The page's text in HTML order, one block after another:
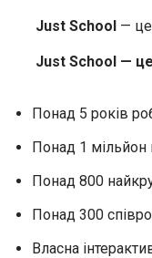
Just School — це
Just School —
Понад 5 років
Понад 1 мільйон
Понад 800
Понад 300
Власна